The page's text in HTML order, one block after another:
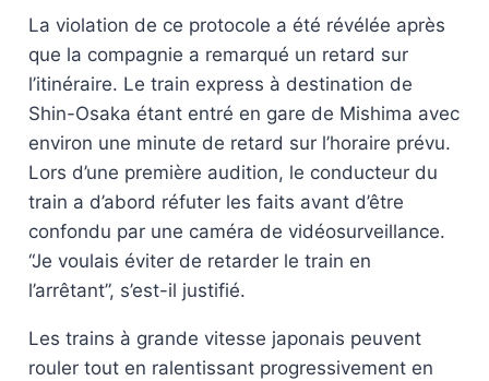
La violation de ce protocole a été révélée après
que la compagnie a remarqué un retard sur
l’itinéraire. Le train express à destination de
Shin-Osaka étant entré en gare de Mishima avec
environ une minute de retard sur l’horaire prévu.
Lors d’une première audition, le conducteur du
train a d’abord réfuter les faits avant d’être
confondu par une caméra de vidéosurveillance.
“Je voulais éviter de retarder le train en
l’arrêtant”, s’est-il justifié.
Les trains à grande vitesse japonais peuvent
rouler tout en ralentissant progressivement en